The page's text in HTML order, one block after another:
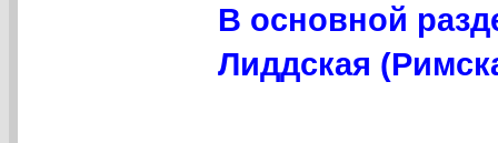
В основной
Лиддская